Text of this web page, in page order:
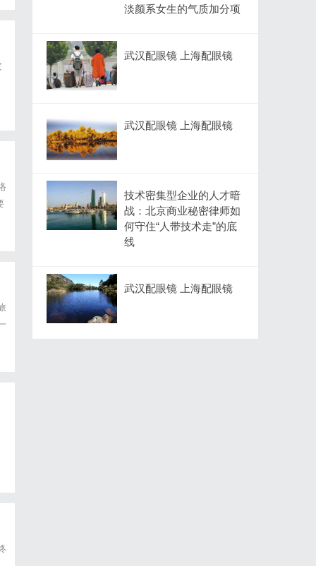
淡颜系女生的气质加分项
武汉配眼镜 上海配眼镜
武汉配眼镜 上海配眼镜
技术密集型企业的人才暗
战：北京商业秘密律师如
何守住“人带技术走”的底
线
武汉配眼镜 上海配眼镜